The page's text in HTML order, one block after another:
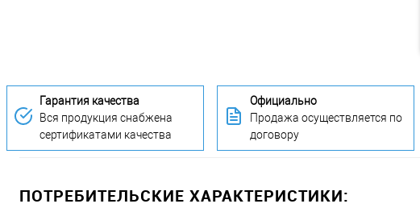
Гарантия качества
Вся продукция снабжена
сертификатами качества
Официально
Продажа осуществляется по
договору
ПОТРЕБИТЕЛЬСКИЕ ХАРАКТЕРИСТИКИ: